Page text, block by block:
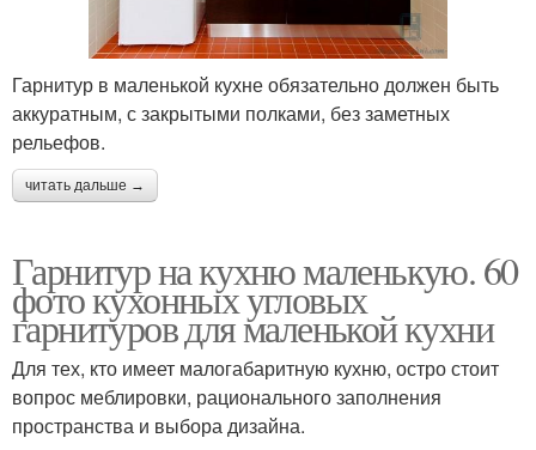
Гарнитур в маленькой кухне обязательно должен быть
аккуратным, с закрытыми полками, без заметных
рельефов.
читать дальше →
Гарнитур на кухню маленькую. 60
фото кухонных угловых
гарнитуров для маленькой кухни
Для тех, кто имеет малогабаритную кухню, остро стоит
вопрос меблировки, рационального заполнения
пространства и выбора дизайна.